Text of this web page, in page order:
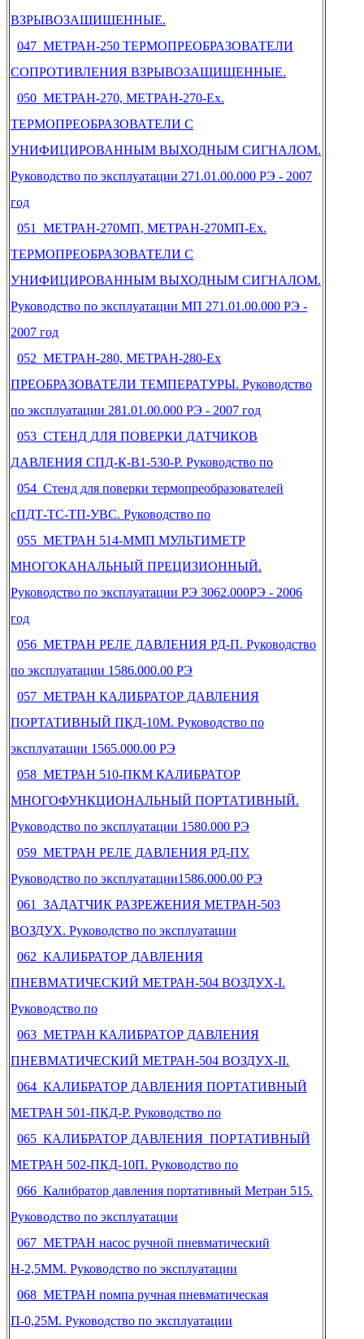
ВЗРЫВОЗАЩИЩЕННЫЕ.
047 МЕТРАН-250 ТЕРМОПРЕОБРАЗОВАТЕЛИ
СОПРОТИВЛЕНИЯ ВЗРЫВОЗАЩИЩЕННЫЕ.
050 МЕТРАН-270, МЕТРАН-270-Ех.
ТЕРМОПРЕОБРАЗОВАТЕЛИ С
УНИФИЦИРОВАННЫМ ВЫХОДНЫМ СИГНАЛОМ.
Руководство по эксплуатации 271.01.00.000 РЭ - 2007
год
051 МЕТРАН-270МП, МЕТРАН-270МП-Ех.
ТЕРМОПРЕОБРАЗОВАТЕЛИ С
УНИФИЦИРОВАННЫМ ВЫХОДНЫМ СИГНАЛОМ.
Руководство по эксплуатации МП 271.01.00.000 РЭ -
2007 год
052 МЕТРАН-280, МЕТРАН-280-Ех
ПРЕОБРАЗОВАТЕЛИ ТЕМПЕРАТУРЫ. Руководство
по эксплуатации 281.01.00.000 РЭ - 2007 год
053 СТЕНД ДЛЯ ПОВЕРКИ ДАТЧИКОВ
ДАВЛЕНИЯ СПД-К-В1-530-Р. Руководство по
054 Стенд для поверки термопреобразователей
сПДТ-ТС-ТП-УВС. Руководство по
055 МЕТРАН 514-ММП МУЛЬТИМЕТР
МНОГОКАНАЛЬНЫЙ ПРЕЦИЗИОННЫЙ.
Руководство по эксплуатации РЭ 3062.000РЭ - 2006
год
056 МЕТРАН РЕЛЕ ДАВЛЕНИЯ РД-П. Руководство
по эксплуатации 1586.000.00 РЭ
057 МЕТРАН КАЛИБРАТОР ДАВЛЕНИЯ
ПОРТАТИВНЫЙ ПКД-10М. Руководство по
эксплуатации 1565.000.00 РЭ
058 МЕТРАН 510-ПКМ КАЛИБРАТОР
МНОГОФУНКЦИОНАЛЬНЫЙ ПОРТАТИВНЫЙ.
Руководство по эксплуатации 1580.000 РЭ
059 МЕТРАН РЕЛЕ ДАВЛЕНИЯ РД-ПУ.
Руководство по эксплуатации1586.000.00 РЭ
061 ЗАДАТЧИК РАЗРЕЖЕНИЯ МЕТРАН-503
ВОЗДУХ. Руководство по эксплуатации
062 КАЛИБРАТОР ДАВЛЕНИЯ
ПНЕВМАТИЧЕСКИЙ МЕТРАН-504 ВОЗДУХ-I.
Руководство по
063 МЕТРАН КАЛИБРАТОР ДАВЛЕНИЯ
ПНЕВМАТИЧЕСКИЙ МЕТРАН-504 ВОЗДУХ-II.
064 КАЛИБРАТОР ДАВЛЕНИЯ ПОРТАТИВНЫЙ
МЕТРАН 501-ПКД-Р. Руководство по
065 КАЛИБРАТОР ДАВЛЕНИЯ ПОРТАТИВНЫЙ
МЕТРАН 502-ПКД-10П. Руководство по
066 Калибратор давления портативный Метран 515.
Руководство по эксплуатации
067 МЕТРАН насос ручной пневматический
Н-2,5ММ. Руководство по эксплуатации
068 МЕТРАН помпа ручная пневматическая
П-0,25М. Руководство по эксплуатации